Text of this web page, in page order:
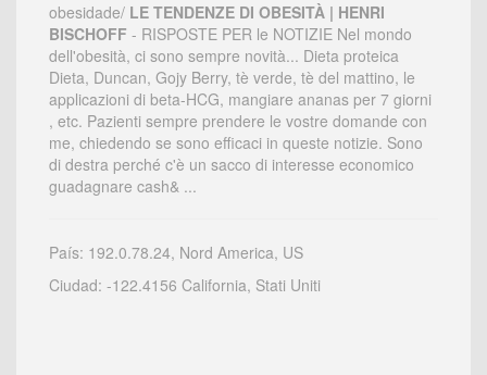
obesidade/ LE TENDENZE DI OBESITÀ | HENRI
BISCHOFF - RISPOSTE PER le NOTIZIE Nel mondo
dell'obesità, ci sono sempre novità... Dieta proteica
Dieta, Duncan, Gojy Berry, tè verde, tè del mattino, le
applicazioni di beta-HCG, mangiare ananas per 7 giorni
, etc. Pazienti sempre prendere le vostre domande con
me, chiedendo se sono efficaci in queste notizie. Sono
di destra perché c'è un sacco di interesse economico
guadagnare cash& ...
País: 192.0.78.24, Nord America, US
Ciudad: -122.4156 California, Stati Uniti